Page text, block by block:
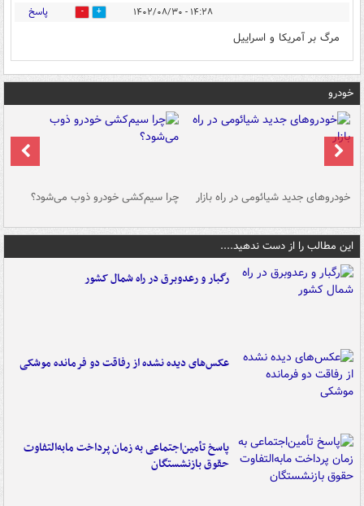
۱۴:۲۸ - ۱۴۰۲/۰۸/۳۰ 2 پاسخ
مرگ بر آمریکا و اسراییل
خودرو
خودروهای جدید شیائومی در راه بازار چرا سیم‌کشی خودرو ذوب می‌شود؟
این مطالب را از دست ندهید....
رگبار و رعدوبرق در راه شمال کشور
عکس‌های دیده نشده از رفاقت دو فرمانده‌ موشکی
پاسخ تأمین‌اجتماعی به زمان پرداخت مابه‌التفاوت
حقوق بازنشستگان